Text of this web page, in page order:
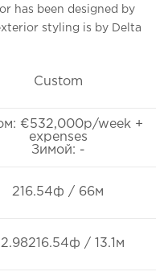
has been designed by
styling is by Delta
Custom
€532,000p/week +
expenses
Зимой: -
216.54ф / 66м
/ 13.1м